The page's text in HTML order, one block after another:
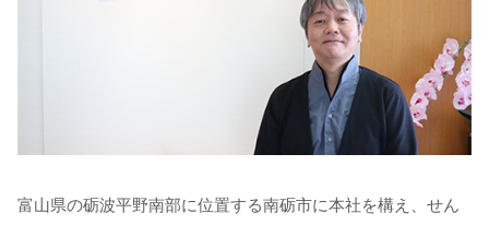
富山県の砺波平野南部に位置する南砺市に本社を構え、せん